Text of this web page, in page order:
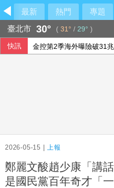
最新 熱門 專題
臺北市 30° ( 31° / 29° )
快訊 金控第2季海外曝險破31
2026-05-15 |上報
鄭麗文酸趙少康「講
是國民黨百年奇才「